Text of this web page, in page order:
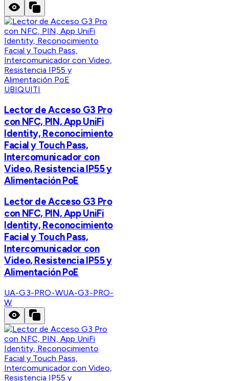
UBIQUITI
Lector de Acceso G3 Pro
con NFC, PIN, App UniFi
Identity, Reconocimiento
Facial y Touch Pass,
Intercomunicador con
Video, Resistencia IP55 y
Alimentación PoE
Lector de Acceso G3 Pro
con NFC, PIN, App UniFi
Identity, Reconocimiento
Facial y Touch Pass,
Intercomunicador con
Video, Resistencia IP55 y
Alimentación PoE
UA-G3-PRO-WUA-G3-PRO-
W